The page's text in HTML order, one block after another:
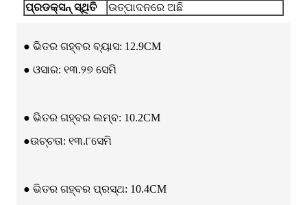
ପ୍ରଡକ୍ସନ୍ ସ୍ଥିତି ଉତ୍ପାଦନରେ ଅଛି
● ଭିତର ଗହ୍ବର ବ୍ୟାସ: 12.9CM
● ଓସାର: ୧୩.୨୭ ସେମି
● ଭିତର ଗହ୍ବର ଲମ୍ବ: 10.2CM
●ଉଚ୍ଚତା: ୧୩.୮ସେମି
● ଭିତର ଗହ୍ବର ପ୍ରସ୍ଥ: 10.4CM